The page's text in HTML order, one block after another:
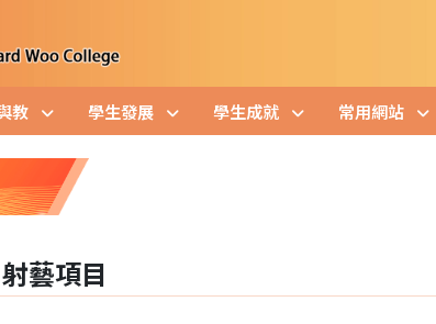
教 學生發展 學生成就 常用網站
射藝項目